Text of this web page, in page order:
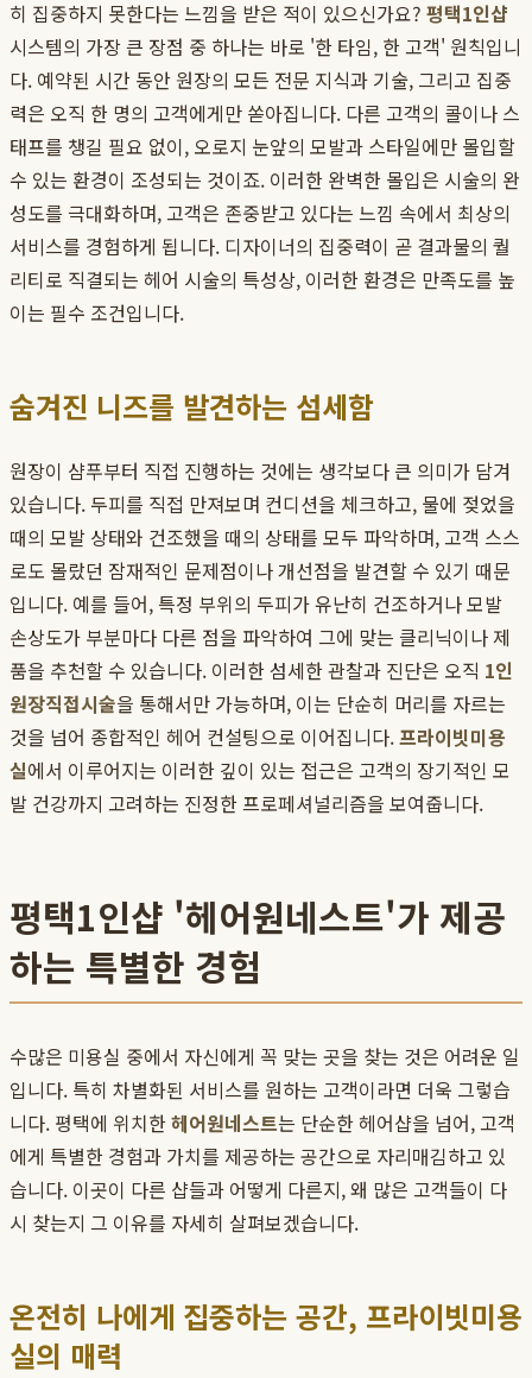
히 집중하지 못한다는 느낌을 받은 적이 있으신가요? 평택1인샵
시스템의 가장 큰 장점 중 하나는 바로 '한 타임, 한 고객' 원칙입니
다. 예약된 시간 동안 원장의 모든 전문 지식과 기술, 그리고 집중
력은 오직 한 명의 고객에게만 쏟아집니다. 다른 고객의 콜이나 스
태프를 챙길 필요 없이, 오로지 눈앞의 모발과 스타일에만 몰입할
수 있는 환경이 조성되는 것이죠. 이러한 완벽한 몰입은 시술의 완
성도를 극대화하며, 고객은 존중받고 있다는 느낌 속에서 최상의
서비스를 경험하게 됩니다. 디자이너의 집중력이 곧 결과물의 퀄
리티로 직결되는 헤어 시술의 특성상, 이러한 환경은 만족도를 높
이는 필수 조건입니다.
숨겨진 니즈를 발견하는 섬세함
원장이 샴푸부터 직접 진행하는 것에는 생각보다 큰 의미가 담겨
있습니다. 두피를 직접 만져보며 컨디션을 체크하고, 물에 젖었을
때의 모발 상태와 건조했을 때의 상태를 모두 파악하며, 고객 스스
로도 몰랐던 잠재적인 문제점이나 개선점을 발견할 수 있기 때문
입니다. 예를 들어, 특정 부위의 두피가 유난히 건조하거나 모발
손상도가 부분마다 다른 점을 파악하여 그에 맞는 클리닉이나 제
품을 추천할 수 있습니다. 이러한 섬세한 관찰과 진단은 오직 1인
원장직접시술을 통해서만 가능하며, 이는 단순히 머리를 자르는
것을 넘어 종합적인 헤어 컨설팅으로 이어집니다.프라이빗미용
실에서 이루어지는 이러한 깊이 있는 접근은 고객의 장기적인 모
발 건강까지 고려하는 진정한 프로페셔널리즘을 보여줍니다.
평택1인샵 '헤어원네스트'가 제공
하는 특별한 경험
수많은 미용실 중에서 자신에게 꼭 맞는 곳을 찾는 것은 어려운 일
입니다. 특히 차별화된 서비스를 원하는 고객이라면 더욱 그렇습
니다. 평택에 위치한헤어원네스트는 단순한 헤어샵을 넘어, 고객
에게 특별한 경험과 가치를 제공하는 공간으로 자리매김하고 있
습니다. 이곳이 다른 샵들과 어떻게 다른지, 왜 많은 고객들이 다
시 찾는지 그 이유를 자세히 살펴보겠습니다.
온전히 나에게 집중하는 공간, 프라이빗미용
실의 매력